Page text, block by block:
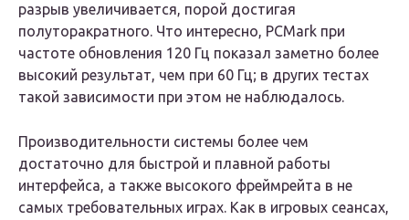
разрыв увеличивается, порой достигая
полуторакратного. Что интересно, PCMark при
частоте обновления 120 Гц показал заметно более
высокий результат, чем при 60 Гц; в других тестах
такой зависимости при этом не наблюдалось.
Производительности системы более чем
достаточно для быстрой и плавной работы
интерфейса, а также высокого фреймрейта в не
самых требовательных играх. Как в игровых сеансах,